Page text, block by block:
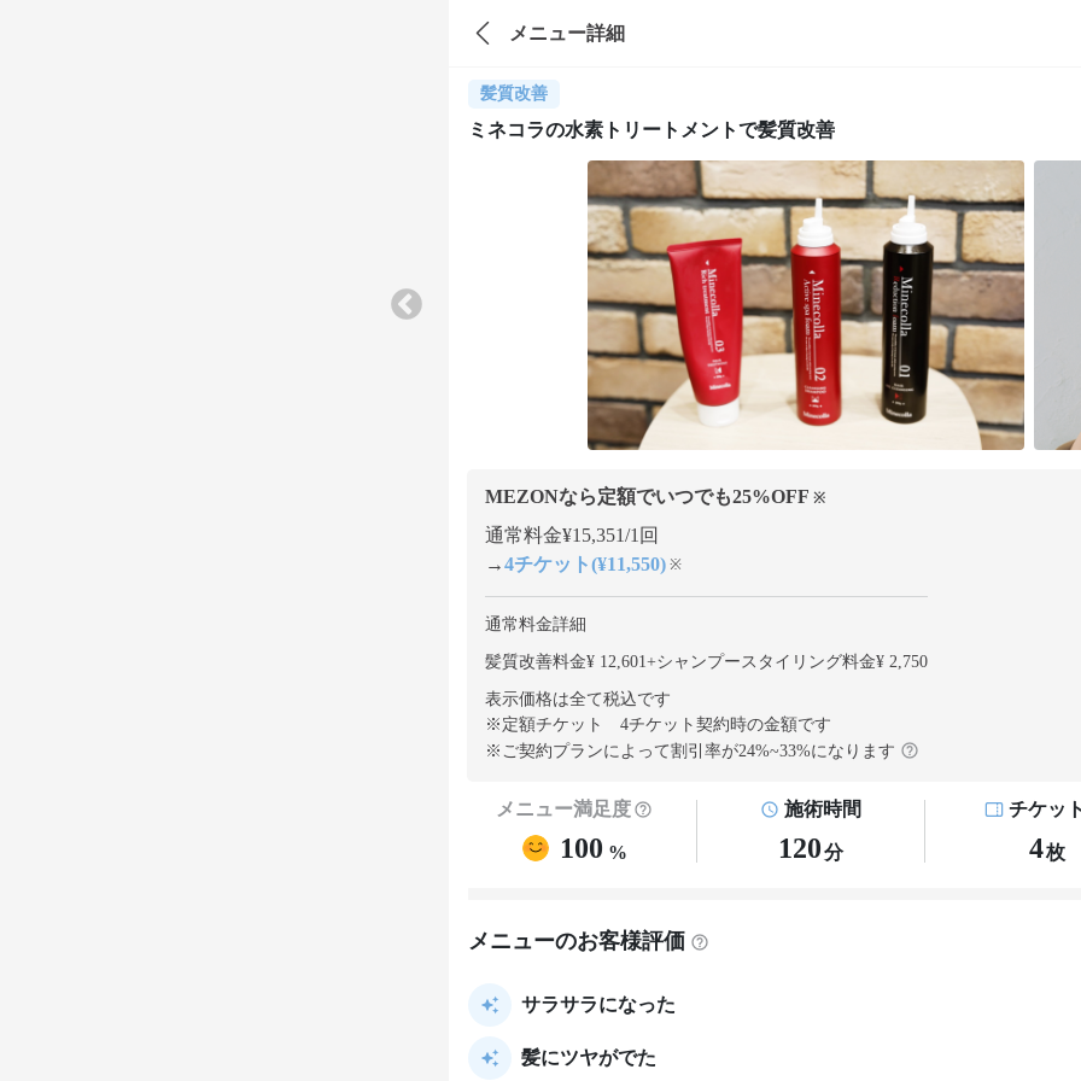
メニュー詳細
髪質改善
ミネコラの水素トリートメントで髪質改善
MEZONなら定額でいつでも25%OFF ※
通常料金¥15,351/1回
→4チケット(¥11,550) ※
通常料金詳細
髪質改善料金¥ 12,601+シャンプースタイリング料金¥ 2,750
表示価格は全て税込です
※定額チケット 4チケット契約時の金額です
※ご契約プランによって割引率が24%~33%になります
メニュー満足度
100 %
施術時間
120分
チケッ
4枚
メニューのお客様評価
サラサラになった
髪にツヤがでた